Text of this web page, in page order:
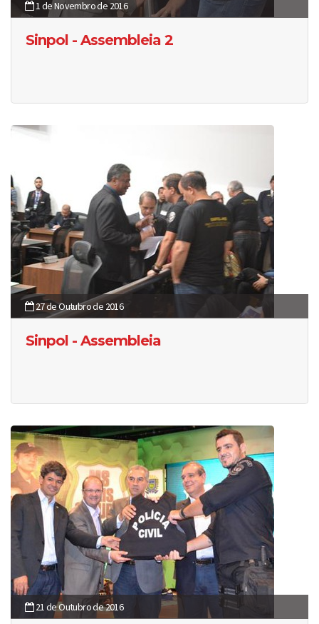
1 de Novembro de 2016
Sinpol - Assembleia 2
27 de Outubro de 2016
Sinpol - Assembleia
21 de Outubro de 2016